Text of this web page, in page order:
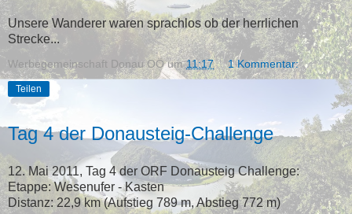
Unsere Wanderer waren sprachlos ob der herrlichen
Strecke...
Werbegemeinschaft Donau OÖ um11:17 1 Kommentar:
Teilen
Tag 4 der Donausteig-Challenge
12. Mai 2011, Tag 4 der ORF Donausteig Challenge:
Etappe: Wesenufer - Kasten
Distanz: 22,9 km (Aufstieg 789 m, Abstieg 772 m)